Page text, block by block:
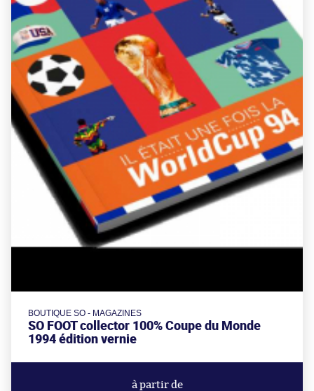
BOUTIQUE SO - MAGAZINES
SO FOOT collector 100% Coupe du Monde
1994 édition vernie
à partir de